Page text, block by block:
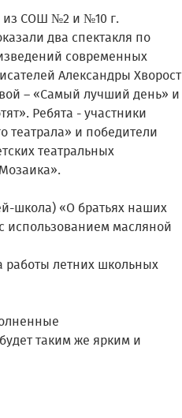
из СОШ №2 и №10 г.
два спектакля по
современных
Александры Хворост
– «Самый лучший день» и
Ребята - участники
театрала» и победители
театральных
школа) «О братьях наших
использованием масляной
работы летних школьных
таким же ярким и